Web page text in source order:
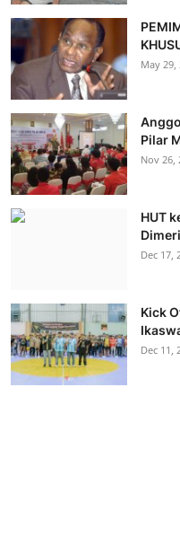
May 29,
Pilar
Nov 26,
HUT
Dec 17,
Kick
Dec 11,